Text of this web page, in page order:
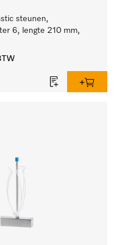
steunen,
6, lengte 210 mm,